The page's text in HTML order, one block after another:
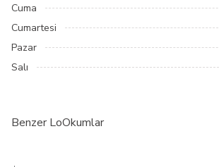
Cuma
Cumartesi
Pazar
Salı
Benzer LoOkumlar